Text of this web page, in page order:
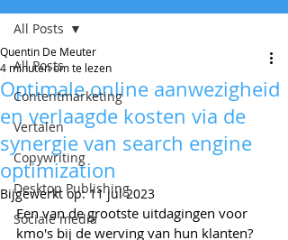
All Posts
Contentmarketing
Vertalen
Copywriting
Desktop Publishing
Sociale media
All Posts
Optimale online aanwezigheid
en verlaagde kosten via de
synergie van search engine
optimization
Quentin De Meuter
4 minuten om te lezen
Bijgewerkt op:11 jul 2023
Een van de grootste uitdagingen voor
kmo's bij de werving van hun klanten?